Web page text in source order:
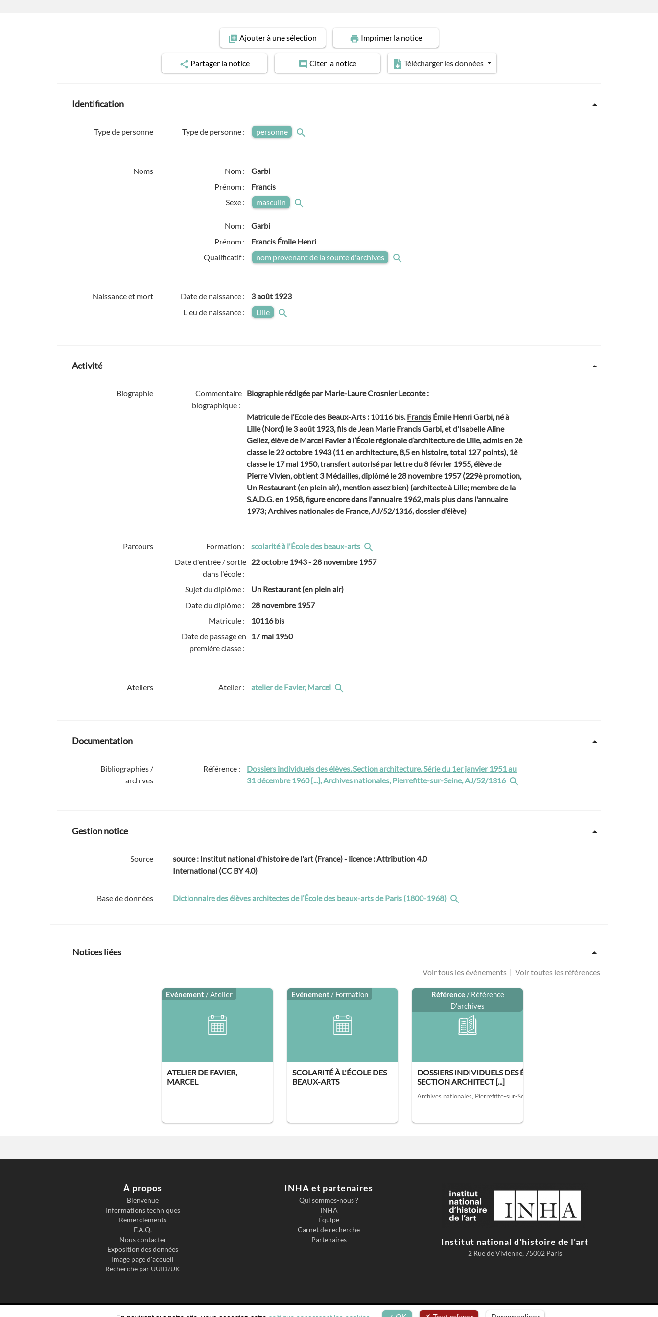
Ajouterà une sélection Imprimerla notice
Partagerla notice Citer la notice Télécharger les données
Identification
Type de personne Type de personne : personne
Noms Nom :
Garbi
Prénom :
Francis
Sexe :
masculin
Nom :
Garbi
Prénom :
Francis Émile Henri
Qualificatif :
nom provenant de la source d'archives
Naissance et mort Date de naissance :
3 août 1923
Lieu de naissance :
Lille
Activité
Biographie
Commentaire
biographique :
Biographie rédigée par Marie-Laure Crosnier Leconte:
Matricule de l’Ecole des Beaux-Arts : 10116 bis.Francis Émile Henri Garbi, né à
Lille (Nord) le 3 août 1923, fils de Jean Marie Francis Garbi, et d'Isabelle Aline
Gellez, élève de Marcel Favier à l’École régionale d’architecture de Lille, admis en 2è
classe le 22 octobre 1943 (11 en architecture, 8,5 en histoire, total 127 points), 1è
classe le 17 mai 1950, transfert autorisé par lettre du 8 février 1955, élève de
Pierre Vivien, obtient 3 Médailles, diplômé le 28 novembre 1957 (229è promotion,
Un Restaurant (en plein air), mention assez bien) (architecte à Lille; membre de la
S.A.D.G. en 1958, figure encore dans l'annuaire 1962, mais plus dans l'annuaire
1973; Archives nationales de France, AJ/52/1316, dossier d’élève)
Parcours Formation :
scolarité à l'École des beaux-arts
Date d'entrée / sortie
dans l'école :
22 octobre 1943- 28 novembre 1957
Sujet du diplôme :
Un Restaurant (en plein air)
Date du diplôme :
28 novembre 1957
Matricule :
10116 bis
Date de passage en
première classe :
17 mai 1950
Ateliers Atelier : atelier de Favier, Marcel
Documentation
Bibliographies /
archives
Référence :
Dossiers individuels des élèves. Section architecture. Série du 1er janvier 1951 au
31 décembre 1960 [...], Archives nationales, Pierrefitte-sur-Seine, AJ/52/1316
Gestion notice
Source
source : Institut national d'histoire de l'art (France) - licence : Attribution 4.0
International (CC BY 4.0)
Base de données Dictionnaire des élèves architectes de l’École des beaux-arts de Paris (1800-1968)
Notices liées
Voir tous les événements | Voir toutes les références
Evénement / Atelier
ATELIER DE FAVIER,
MARCEL
Evénement / Formation
SCOLARITÉ À L'ÉCOLE DES
BEAUX-ARTS
Référence / Référence
D'archives
DOSSIERS INDIVIDUELS DES ÉLÈVES.
SECTION ARCHITECT [...]
Archives nationales, Pierrefitte-sur-Seine
À propos
Bienvenue
Informations techniques
Remerciements
F.A.Q.
Nous contacter
Exposition des données
Image page d'accueil
Recherche par UUID/UK
INHA et partenaires
Qui sommes-nous ?
INHA
Équipe
Carnet de recherche
Partenaires
Institut national d'histoire de l'art
2 Rue de Vivienne, 75002 Paris